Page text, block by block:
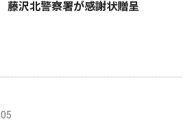
沢北警察署が感謝状贈呈